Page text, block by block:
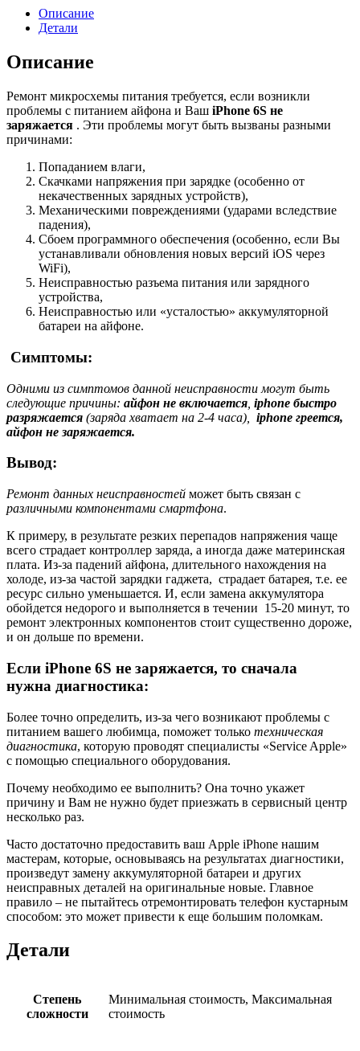
Описание
Детали
Описание
Ремонт микросхемы питания требуется, если возникли
проблемы с питанием айфона и Ваш iPhone 6S не
заряжается . Эти проблемы могут быть вызваны разными
причинами:
Попаданием влаги,
Скачками напряжения при зарядке (особенно от
некачественных зарядных устройств),
Механическими повреждениями (ударами вследствие
падения),
Сбоем программного обеспечения (особенно, если Вы
устанавливали обновления новых версий iOS через
WiFi),
Неисправностью разъема питания или зарядного
устройства,
Неисправностью или «усталостью» аккумуляторной
батареи на айфоне.
Симптомы:
Одними из симптомов данной неисправности могут быть
следующие причины: айфон не включается iphone быстро
разряжается (заряда хватает на 2-4 часа),
iphone греется,
айфон не заряжается.
Вывод:
Ремонт данных неисправностей может быть связан с
различными компонентами смартфона.
К примеру, в результате резких перепадов напряжения чаще
всего страдает контроллер заряда, а иногда даже материнская
плата. Из-за падений айфона, длительного нахождения на
холоде, из-за частой зарядки гаджета, страдает батарея, т.е. ее
ресурс сильно уменьшается. И, если замена аккумулятора
обойдется недорого и выполняется в течении 15-20 минут, то
ремонт электронных компонентов стоит существенно дороже,
и он дольше по времени.
Если iPhone 6S не заряжается, то сначала
нужна диагностика:
Более точно определить, из-за чего возникают проблемы с
питанием вашего любимца, поможет только техническая
диагностика, которую проводят специалисты «Service Apple»
с помощью специального оборудования.
Почему необходимо ее выполнить? Она точно укажет
причину и Вам не нужно будет приезжать в сервисный центр
несколько раз.
Часто достаточно предоставить ваш Apple iPhone нашим
мастерам, которые, основываясь на результатах диагностики,
произведут замену аккумуляторной батареи и других
неисправных деталей на оригинальные новые. Главное
правило – не пытайтесь отремонтировать телефон кустарным
способом: это может привести к еще большим поломкам.
Детали
Степень
сложности
Минимальная стоимость, Максимальная
стоимость